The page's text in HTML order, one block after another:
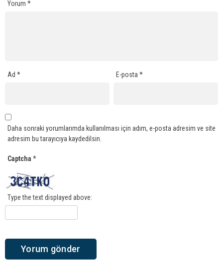
Yorum *
Ad * E-posta*
Daha sonraki yorumlarımda kullanılması için adım, e-posta adresim ve site
adresim bu tarayıcıya kaydedilsin.
Captcha *
Type the text displayed above: